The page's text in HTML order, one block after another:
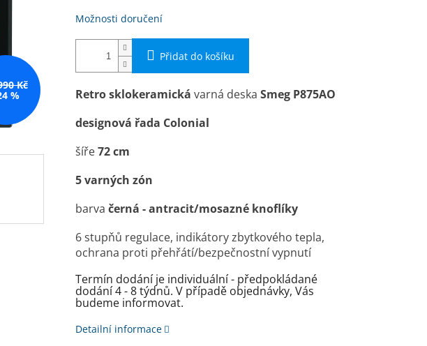
Kč
%
Možnosti doručení
Přidat do košíku
Retro sklokeramická varná deska Smeg P875AO
designová řada Colonial
šíře72 cm
5 varných zón
barva černá - antracit/mosazné knoflíky
6 stupňů regulace, indikátory zbytkového tepla,
ochrana proti přehřátí/bezpečnostní vypnutí
Termín dodání je individuální - předpokládané
dodání 4 - 8 týdnů. V případě objednávky, Vás
budeme informovat.
Detailní informace